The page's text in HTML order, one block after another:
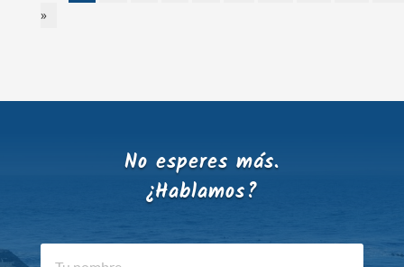
»
No esperes más.
¿Hablamos?